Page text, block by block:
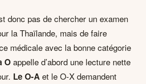
donc pas de chercher un examen
la Thaïlande, mais de faire
médicale avec la bonne catégorie
O appelle d’abord une lecture nette
Le O-A et le O-X demandent